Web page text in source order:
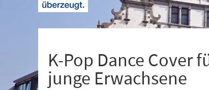
K-Pop Dance Cover
junge Erwachsene